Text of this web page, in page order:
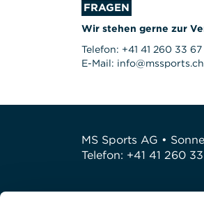
FRAGEN
Wir stehen gerne zur
Telefon: +41 41 260 33 67
E-Mail: info@mssports.ch
MS Sports AG •
Telefon: +41 41 260